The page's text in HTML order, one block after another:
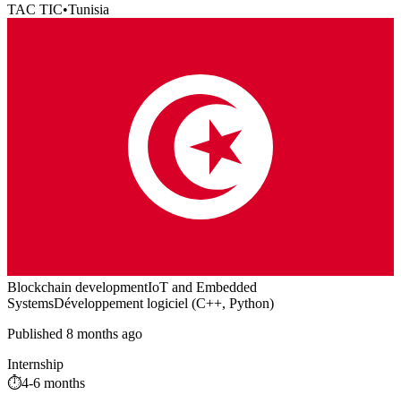
TAC TIC•Tunisia
Blockchain developmentIoT and Embedded
SystemsDéveloppement logiciel (C++, Python)
Published 8 months ago
Internship
⏱️4-6 months